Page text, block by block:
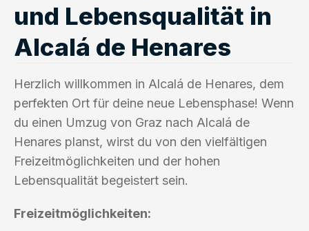
und Lebensqualität in
Alcalá de Henares
Herzlich willkommen in Alcalá de Henares, dem
perfekten Ort für deine neue Lebensphase! Wenn
du einen Umzug von Graz nach Alcalá de
Henares planst, wirst du von den vielfältigen
Freizeitmöglichkeiten und der hohen
Lebensqualität begeistert sein.
Freizeitmöglichkeiten: